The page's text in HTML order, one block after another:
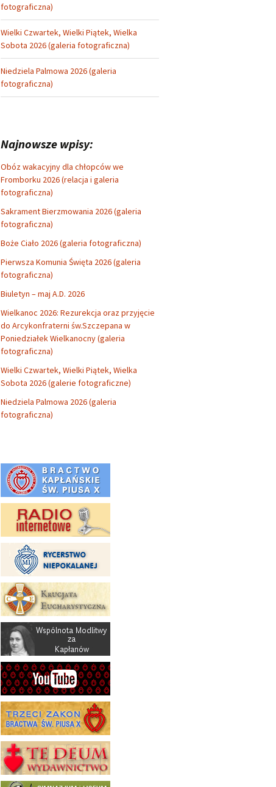
fotograficzna)
Wielki Czwartek, Wielki Piątek, Wielka
Sobota 2026 (galeria fotograficzna)
Niedziela Palmowa 2026 (galeria
fotograficzna)
Najnowsze wpisy:
Obóz wakacyjny dla chłopców we
Fromborku 2026 (relacja i galeria
fotograficzna)
Sakrament Bierzmowania 2026 (galeria
fotograficzna)
Boże Ciało 2026 (galeria fotograficzna)
Pierwsza Komunia Święta 2026 (galeria
fotograficzna)
Biuletyn – maj A.D. 2026
Wielkanoc 2026: Rezurekcja oraz przyjęcie
do Arcykonfraterni św.Szczepana w
Poniedziałek Wielkanocny (galeria
fotograficzna)
Wielki Czwartek, Wielki Piątek, Wielka
Sobota 2026 (galerie fotograficzne)
Niedziela Palmowa 2026 (galeria
fotograficzna)